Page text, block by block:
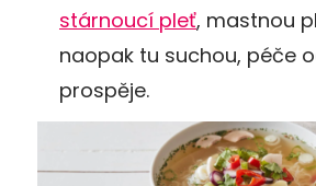
stárnoucí pleť, mastnou
naopak tu suchou, péče
prospěje.